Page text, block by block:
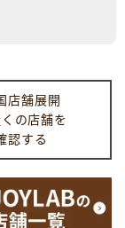
店舗展開
の店舗を
認する